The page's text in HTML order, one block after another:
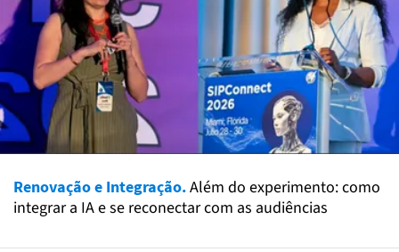
Renovação e Integração.Além do experimento: como
integrar a IA e se reconectar com as audiências